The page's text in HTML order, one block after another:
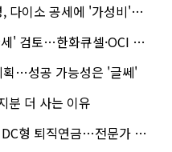
소 공세에 '가성비'로 맞불
…한화큐셀·OCI 영향은?
획…성공 가능성은 '글쎄'
분 더 사는 이유
퇴직연금…전문가 조언은